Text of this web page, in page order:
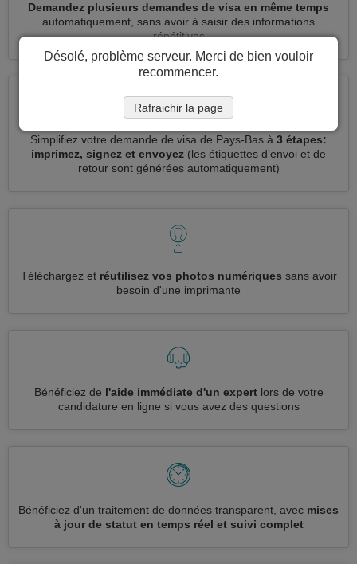
Demandez plusieurs demandes de visa en même temps
automatiquement, sans avoir à saisir des informations
répétitives
Simplifiez votre demande de visa de Pays-Bas à 3 étapes:
imprimez, signez et envoyez (les étiquettes d’envoi et de
retour sont générées automatiquement)
Téléchargez et réutilisez vos photos numériques sans avoir
besoin d'une imprimante
Bénéficiez de l'aide immédiate d'un expertlors de votre
candidature en ligne si vous avez des questions
Bénéficiez d'un traitement de données transparent, avec mises
à jour de statut en temps réel et suivi complet
Désolé, problème serveur. Merci de bien vouloir
recommencer.
Rafraichir la page